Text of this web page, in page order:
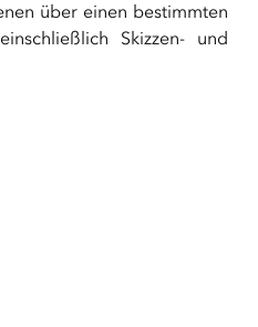
über einen bestimmten
Skizzen- und